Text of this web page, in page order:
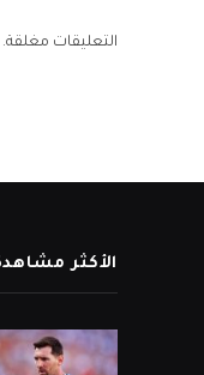
التعليقات مغلقة.
الأكثر